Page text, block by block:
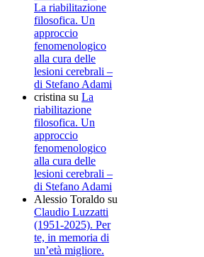
La riabilitazione
filosofica. Un
approccio
fenomenologico
alla cura delle
lesioni cerebrali –
di Stefano Adami
cristina su La
riabilitazione
filosofica. Un
approccio
fenomenologico
alla cura delle
lesioni cerebrali –
di Stefano Adami
Alessio Toraldo su
Claudio Luzzatti
(1951-2025). Per
te, in memoria di
un’età migliore.